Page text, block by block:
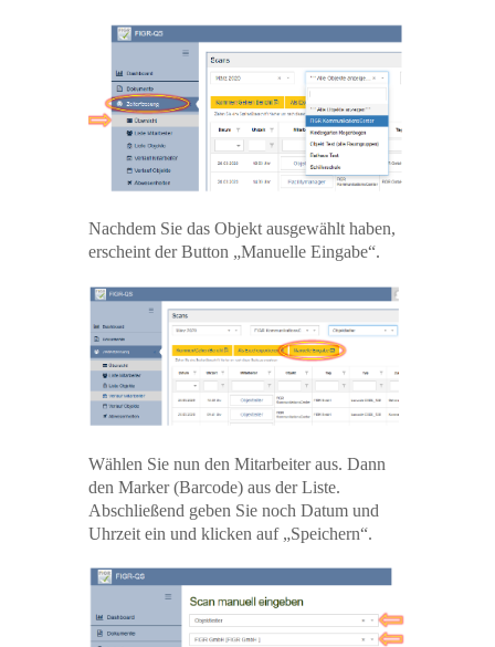
Nachdem Sie das Objekt ausgewählt haben,
erscheint der Button „Manuelle Eingabe“.
Wählen Sie nun den Mitarbeiter aus. Dann
den Marker (Barcode) aus der Liste.
Abschließend geben Sie noch Datum und
Uhrzeit ein und klicken auf „Speichern“.